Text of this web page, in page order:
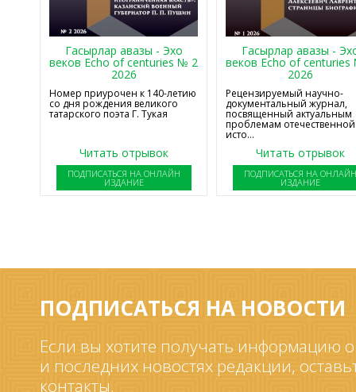
Гасырлар авазы - Эхо
веков Echo of centuries № 2
2026
Номер приурочен к 140-летию
со дня рождения великого
татарского поэта Г. Тукая
Читать отрывок
ПОДПИСАТЬСЯ НА ОНЛАЙН
ИЗДАНИЕ
Гасырлар авазы -
веков Echo of
2026
Рецензируемый научно-
документальный журнал,
посвященный актуальным
проблемам отечественной
исто...
Читать отрывок
ПОДПИСАТЬСЯ НА
ИЗДАНИЕ
ПОДПИСАТЬСЯ НА НОВОСТИ
Если вы хотите получать информацию
и последних новостях редакции,
контакты.